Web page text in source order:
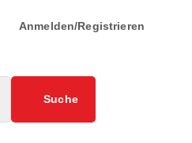
Anmelden/Registrieren
Suche